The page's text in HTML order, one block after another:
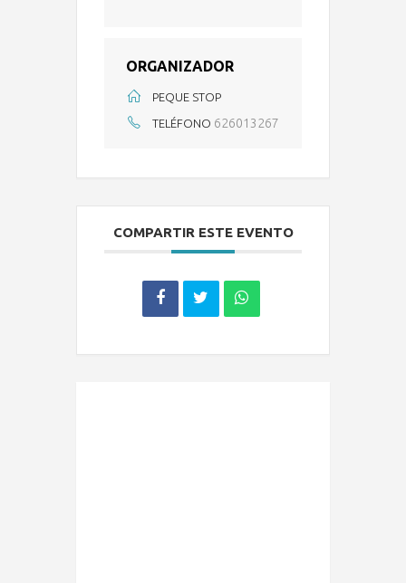
ORGANIZADOR
PEQUE STOP
TELÉFONO 626013267
COMPARTIR ESTE EVENTO